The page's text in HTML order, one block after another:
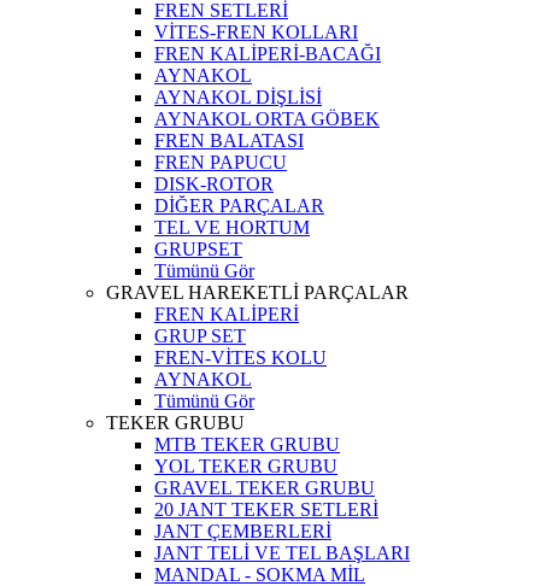
FREN SETLERİ
VİTES-FREN KOLLARI
FREN KALİPERİ-BACAĞI
AYNAKOL
AYNAKOL DİŞLİSİ
AYNAKOL ORTA GÖBEK
FREN BALATASI
FREN PAPUCU
DISK-ROTOR
DİĞER PARÇALAR
TEL VE HORTUM
GRUPSET
Tümünü Gör
GRAVEL HAREKETLİ PARÇALAR
FREN KALİPERİ
GRUP SET
FREN-VİTES KOLU
AYNAKOL
Tümünü Gör
TEKER GRUBU
MTB TEKER GRUBU
YOL TEKER GRUBU
GRAVEL TEKER GRUBU
20 JANT TEKER SETLERİ
JANT ÇEMBERLERİ
JANT TELİ VE TEL BAŞLARI
MANDAL - SOKMA MİL